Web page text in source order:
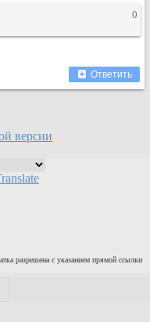
0
Ответить
версии
разрешена с указанием прямой ссылки